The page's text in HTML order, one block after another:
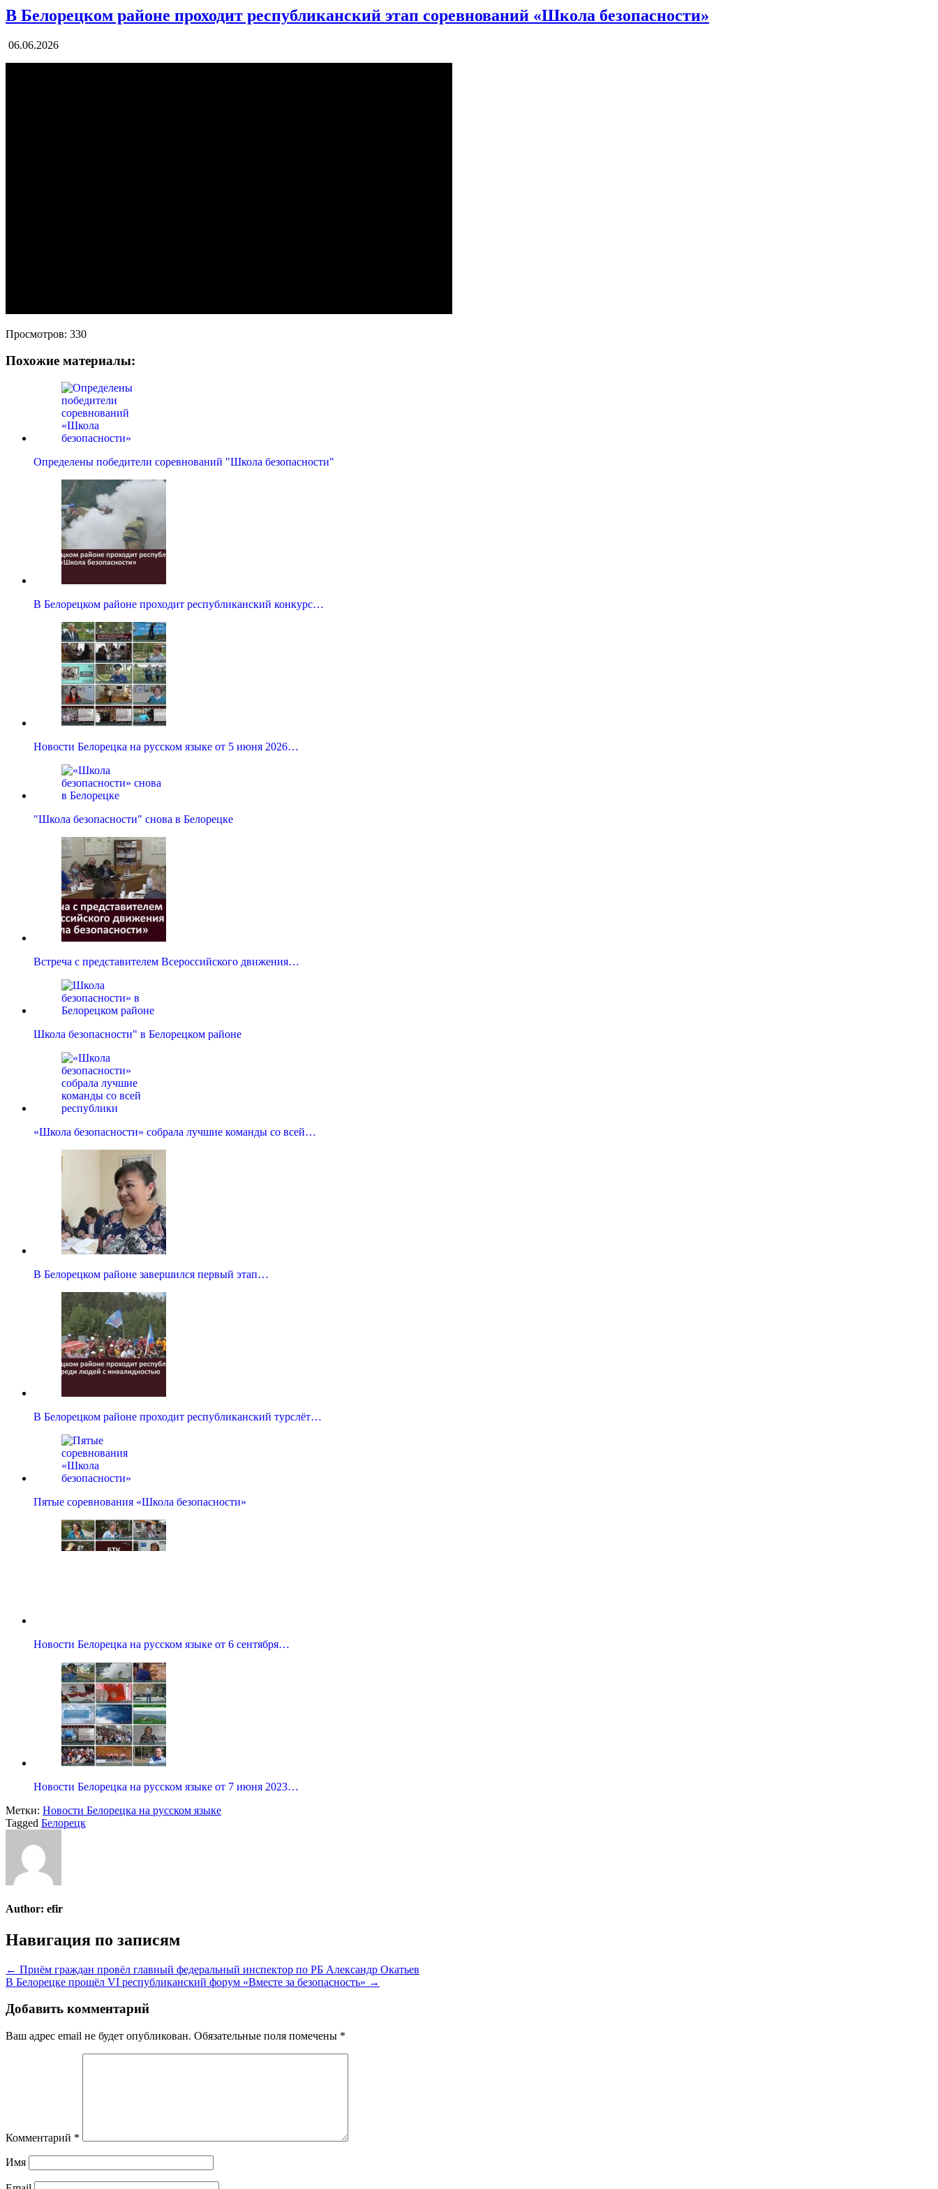
В Белорецком районе проходит республиканский этап соревнований «Школа безопасности»
06.06.2026
Просмотров: 330
Похожие материалы:
Определены победители соревнований "Школа безопасности"
В Белорецком районе проходит республиканский конкурс…
Новости Белорецка на русском языке от 5 июня 2026…
"Школа безопасности" снова в Белорецке
Встреча с представителем Всероссийского движения…
Школа безопасности" в Белорецком районе
«Школа безопасности» собрала лучшие команды со всей…
В Белорецком районе завершился первый этап…
В Белорецком районе проходит республиканский турслёт…
Пятые соревнования «Школа безопасности»
Новости Белорецка на русском языке от 6 сентября…
Новости Белорецка на русском языке от 7 июня 2023…
Метки: Новости Белорецка на русском языке
Tagged Белорецк
Author: efir
Навигация по записям
← Приём граждан провёл главный федеральный инспектор по РБ Александр Окатьев
В Белорецке прошёл VI республиканский форум «Вместе за безопасность» →
Добавить комментарий
Ваш адрес email не будет опубликован. Обязательные поля помечены *
Комментарий *
Имя